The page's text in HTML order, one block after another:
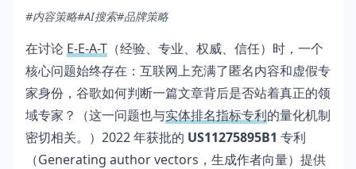
#内容策略#AI搜索#品牌策略
在讨论 E-E-A-T （经验、专业、权威、信任）时，一个
核心问题始终存在：互联网上充满了匿名内容和虚假专
家身份，谷歌如何判断一篇文章背后是否站着真正的领
域专家？（这一问题也与实体排名指标专利的量化机制
密切相关。）2022 年获批的 US11275895B1 专利
（Generating author vectors，生成作者向量）提供